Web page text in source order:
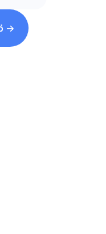
->